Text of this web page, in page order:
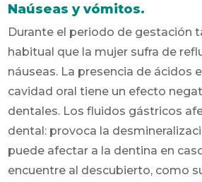
Naúseas y vómitos.
Durante el periodo de gestación
habitual que la mujer sufra de
náuseas. La presencia de ácidos
cavidad oral tiene un efecto
dentales. Los fluidos gástricos
dental: provoca la
puede afectar a la dentina en
encuentre al descubierto, como